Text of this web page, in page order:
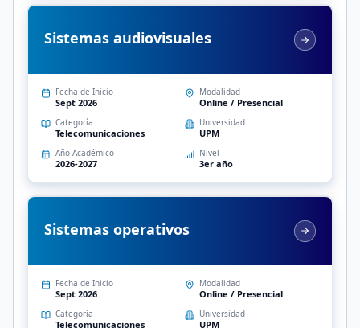
Sistemas audiovisuales
Fecha de Inicio
Sept 2026
Modalidad
Online / Presencial
Categoría
Telecomunicaciones
Universidad
UPM
Año Académico
2026-2027
Nivel
3er año
Sistemas operativos
Fecha de Inicio
Sept 2026
Modalidad
Online / Presencial
Categoría
Telecomunicaciones
Universidad
UPM